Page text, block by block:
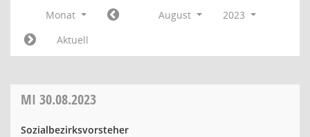
Monat August
2023
Aktuell
MI 30.08.2023
Sozialbezirksvorsteher